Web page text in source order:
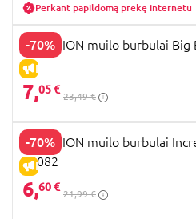
Perkant papildomą prekę internetu
-70%
IŠPARDAVIMAS
GAZILLION muilo burbulai
7,05 €
23,49 €
-70%
IŠPARDAVIMAS
GAZILLION muilo burbulai
38082
6,60 €
21,99 €